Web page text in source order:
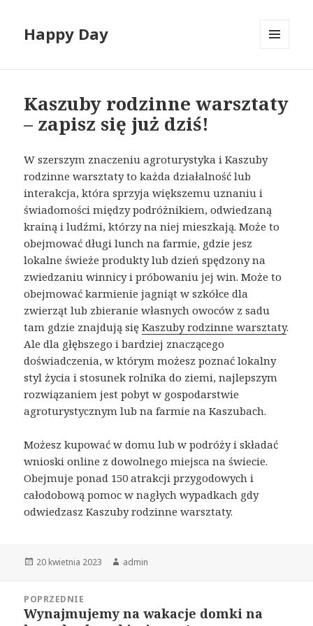
Happy Day
Kaszuby rodzinne warsztaty
– zapisz się już dziś!
W szerszym znaczeniu agroturystyka i Kaszuby
rodzinne warsztaty to każda działalność lub
interakcja, która sprzyja większemu uznaniu i
świadomości między podróżnikiem, odwiedzaną
krainą i ludźmi, którzy na niej mieszkają. Może to
obejmować długi lunch na farmie, gdzie jesz
lokalne świeże produkty lub dzień spędzony na
zwiedzaniu winnicy i próbowaniu jej win. Może to
obejmować karmienie jagniąt w szkółce dla
zwierząt lub zbieranie własnych owoców z sadu
tam gdzie znajdują sięKaszuby rodzinne warsztaty.
Ale dla głębszego i bardziej znaczącego
doświadczenia, w którym możesz poznać lokalny
styl życia i stosunek rolnika do ziemi, najlepszym
rozwiązaniem jest pobyt w gospodarstwie
agroturystycznym lub na farmie na Kaszubach.
Możesz kupować w domu lub w podróży i składać
wnioski online z dowolnego miejsca na świecie.
Obejmuje ponad 150 atrakcji przygodowych i
całodobową pomoc w nagłych wypadkach gdy
odwiedzasz Kaszuby rodzinne warsztaty.
Opublikowano
20 kwietnia 2023 Autor
admin
wpisuPOPRZEDNIE
Poprzedni
Wynajmujemy na wakacje domki na